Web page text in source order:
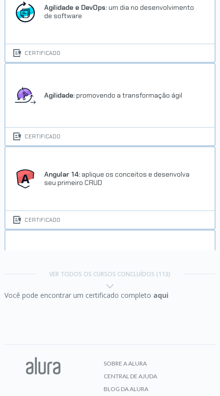
Concluído em 13/10/2021
Concluído em 04/11/2021
Agilidade e DevOps: um dia no desenvolvimento
de software
CERTIFICADO
Agilidade: promovendo a transformação ágil
CERTIFICADO
Angular 14: aplique os conceitos e desenvolva
seu primeiro CRUD
CERTIFICADO
VER TODOS OS CURSOS CONCLUÍDOS (113)
Você pode encontrar um certificado completo aqui
SOBRE A ALURA
CENTRAL DE AJUDA
BLOG DA ALURA